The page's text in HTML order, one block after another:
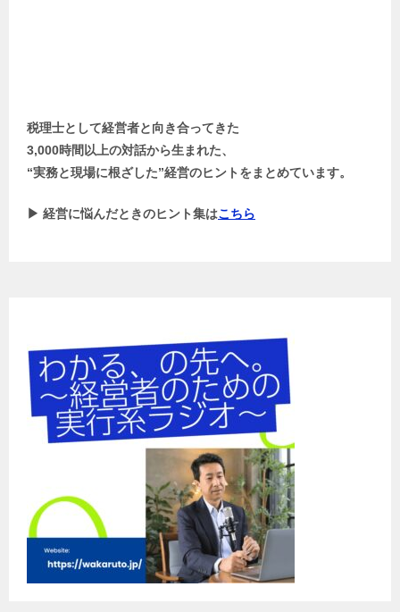
税理士として経営者と向き合ってきた
3,000時間以上の対話から生まれた、
“実務と現場に根ざした”経営のヒントをまとめています。
▶ 経営に悩んだときのヒント集はこちら